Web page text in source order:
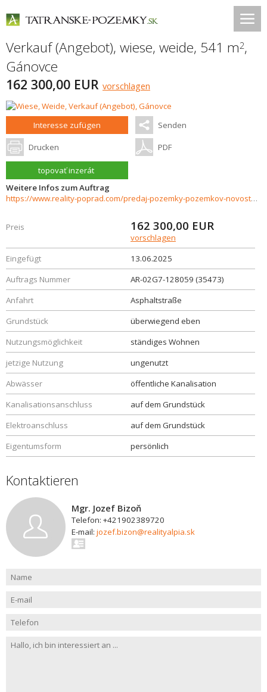
Verkauf (Angebot), wiese, weide, 541 m2,
Gánovce
162 300,00 EUR vorschlagen
Interesse zufügen Senden
Drucken PDF
topovať inzerát
Weitere Infos zum Auftrag
https://www.reality-poprad.com/predaj-pozemky-pozemkov-novostavby/POZEMOK-NA-PREDAJ---GANOVCE-35473/?utm_source=areality&utm_medium=xml&utm_term=35473&utm_content=chalupa&utm_campaign=portaly
Preis 162 300,00 EUR
vorschlagen
Eingefügt
13.06.2025
Auftrags Nummer
AR-02G7-128059 (35473)
Anfahrt
Asphaltstraße
Grundstück
überwiegend eben
Nutzungsmöglichkeit
ständiges Wohnen
jetzige Nutzung
ungenutzt
Abwässer
öffentliche Kanalisation
Kanalisationsanschluss
auf dem Grundstück
Elektroanschluss
auf dem Grundstück
Eigentumsform
persönlich
Kontaktieren
Mgr. Jozef Bizoň
Telefon: +421902389720
E-mail: jozef.bizon@realityalpia.sk